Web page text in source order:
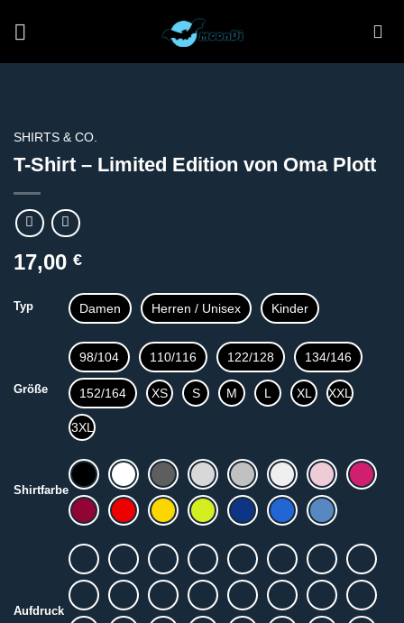
SHIRTS & CO.
T-Shirt – Limited Edition von Oma Plott
17,00 €
Typ Damen Herren / Unisex Kinder
Größe
98/104 110/116 122/128 134/146
152/164 XS S M L XL XXL
3XL
Shirtfarbe
Aufdruck